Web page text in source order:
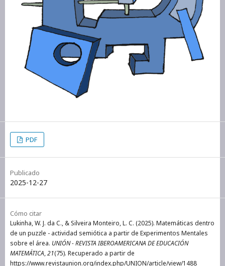
PDF
Publicado
2025-12-27
Cómo citar
Lukinha, W. J. da C., & Silveira Monteiro, L. C. (2025). Matemáticas dentro
de un puzzle - actividad semiótica a partir de Experimentos Mentales
sobre el área. UNIÓN - REVISTA IBEROAMERICANA DE EDUCACIÓN
MATEMÁTICA,21(75). Recuperado a partir de
https://www.revistaunion.org/index.php/UNION/article/view/1488